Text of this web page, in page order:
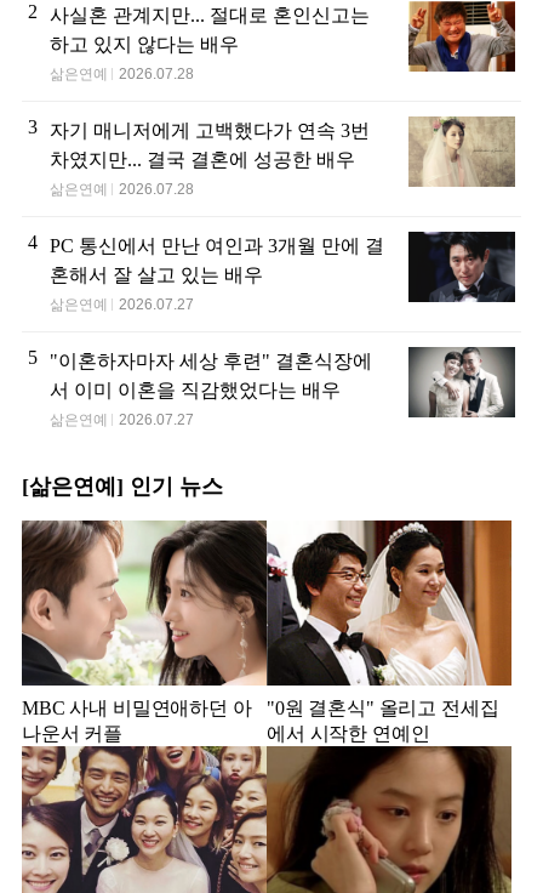
2
사실혼 관계지만... 절대로 혼인신고는
하고 있지 않다는 배우
삶은연예 2026.07.28
3
자기 매니저에게 고백했다가 연속 3번
차였지만... 결국 결혼에 성공한 배우
삶은연예 2026.07.28
4 PC 통신에서 만난 여인과 3개월 만에 결
혼해서 잘 살고 있는 배우
삶은연예 2026.07.27
5
"이혼하자마자 세상 후련" 결혼식장에
서 이미 이혼을 직감했었다는 배우
삶은연예 2026.07.27
[삶은연예] 인기 뉴스
MBC 사내 비밀연애하던 아
나운서 커플
"0원 결혼식" 올리고 전세집
에서 시작한 연예인